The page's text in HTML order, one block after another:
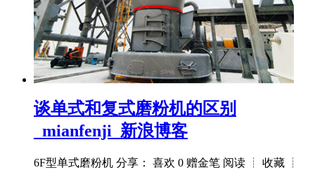
谈单式和复式磨粉机的区别
_mianfenji_新浪博客
6F型单式磨粉机 分享： 喜欢 0 赠金笔 阅读 ┊ 收藏 ┊